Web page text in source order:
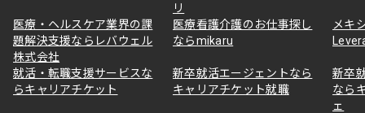
リ
医療・ヘルスケア業界の課
題解決支援ならレバウェル
株式会社
医療看護介護のお仕事探し
ならmikaru
メキ
就活・転職支援サービスな
らキャリアチケット
新卒就活エージェントなら
キャリアチケット就職
新卒
なら
ェ